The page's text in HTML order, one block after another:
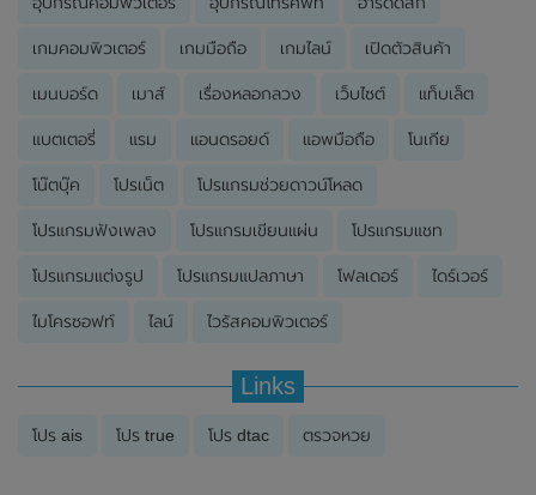
เกมคอมพิวเตอร์ เกมมือถือ เกมไลน์ เปิดตัวสินค้า
เมนบอร์ด เมาส์ เรื่องหลอกลวง เว็บไซต์ แท็บเล็ต
แบตเตอรี่ แรม แอนดรอยด์ แอพมือถือ โนเกีย
โน๊ตบุ๊ค โปรเน็ต โปรแกรมช่วยดาวน์โหลด
โปรแกรมฟังเพลง โปรแกรมเขียนแผ่น โปรแกรมแชท
โปรแกรมแต่งรูป โปรแกรมแปลภาษา โฟลเดอร์ ไดร์เวอร์
ไมโครซอฟท์ ไลน์ ไวรัสคอมพิวเตอร์
Links
โปร ais โปร true โปร dtac ตรวจหวย